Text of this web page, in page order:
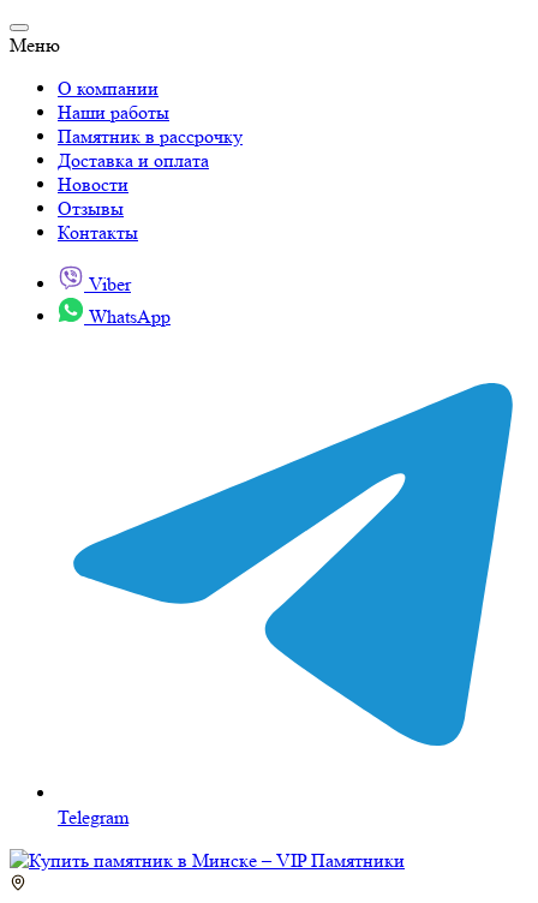
Меню
О компании
Наши работы
Памятник в рассрочку
Доставка и оплата
Новости
Отзывы
Контакты
Viber
WhatsApp
Telegram